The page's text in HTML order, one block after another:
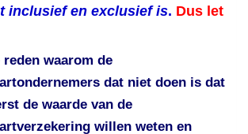
inclusief en exclusief is. Dus let
reden waarom de
dat niet doen is dat
de waarde van de
willen weten en